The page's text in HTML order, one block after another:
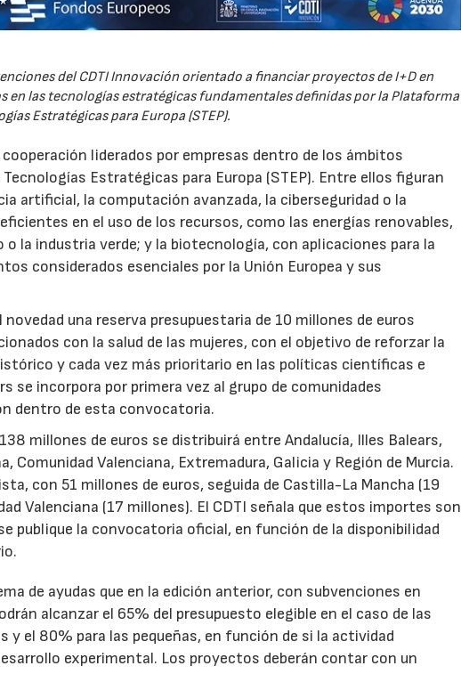
del CDTI Innovación orientado a financiar proyectos de I+D en
en las tecnologías estratégicas fundamentales definidas por la Plataforma
Estratégicas para Europa (STEP).
liderados por empresas dentro de los ámbitos
Estratégicas para Europa (STEP). Entre ellos figuran
artificial, la computación avanzada, la ciberseguridad o la
en el uso de los recursos, como las energías renovables,
la industria verde; y la biotecnología, con aplicaciones para la
considerados esenciales por la Unión Europea y sus
una reserva presupuestaria de 10 millones de euros
con la salud de las mujeres, con el objetivo de reforzar la
y cada vez más prioritario en las políticas científicas e
se incorpora por primera vez al grupo de comunidades
dentro de esta convocatoria.
millones de euros se distribuirá entre Andalucía, Illes Balears,
Comunidad Valenciana, Extremadura, Galicia y Región de Murcia.
con 51 millones de euros, seguida de Castilla-La Mancha (19
Valenciana (17 millones). El CDTI señala que estos importes son
publique la convocatoria oficial, en función de la disponibilidad
de ayudas que en la edición anterior, con subvenciones en
alcanzar el 65% del presupuesto elegible en el caso de las
y el 80% para las pequeñas, en función de si la actividad
experimental. Los proyectos deberán contar con un